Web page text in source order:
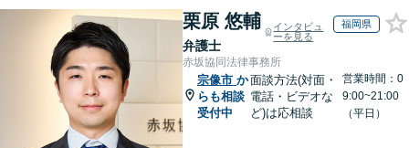
栗原 悠輔
弁護士
インタビュ
ーを見る
福岡県
赤坂協同法律事務所
宗像市 か
らも相談
受付中
面談方法(対面・
電話・ビデオな
ど)は応相談
営業時間：0
9:00~21:00
（平日）